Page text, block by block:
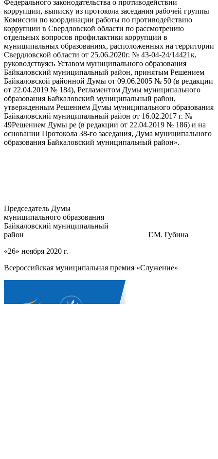
Федерального законодательства о противодействии
коррупции, выписку из протокола заседания рабочей группы
Комиссии по координации работы по противодействию
коррупции в Свердловской области по рассмотрению
отдельных вопросов профилактики коррупции в
муниципальных образованиях, расположенных на территории
Свердловской области от 25.06.2020г. № 43-04-24/14421к,
руководствуясь Уставом муниципального образования
Байкаловский муниципальный район, принятым Решением
Байкаловской районной Думы от 09.06.2005 № 50 (в редакции
от 22.04.2019 № 184), Регламентом Думы муниципального
образования Байкаловский муниципальный район,
утвержденным Решением Думы муниципального образования
Байкаловский муниципальный район от 16.02.2017 г. №
49Решением Думы ре (в редакции от 22.04.2019 № 186) и на
основании Протокола 38-го заседания, Дума муниципального
образования Байкаловский муниципальный район».
Председатель Думы
муниципального образования
Байкаловский муниципальный
район Г.М. Губина
«26» ноября 2020 г.
Всероссийская муниципальная премия «Служение»